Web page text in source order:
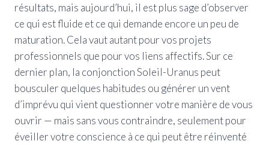
résultats, mais aujourd’hui, il est plus sage d’observer
ce qui est fluide et ce qui demande encore un peu de
maturation. Cela vaut autant pour vos projets
professionnels que pour vos liens affectifs. Sur ce
dernier plan, la conjonction Soleil-Uranus peut
bousculer quelques habitudes ou générer un vent
d’imprévu qui vient questionner votre manière de vous
ouvrir — mais sans vous contraindre, seulement pour
éveiller votre conscience à ce qui peut être réinventé